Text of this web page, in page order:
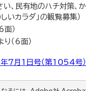
い、民有地のハチ対策、
いカラダ」の観覧募集）
面）
（6面）
7月1日号（第1054号